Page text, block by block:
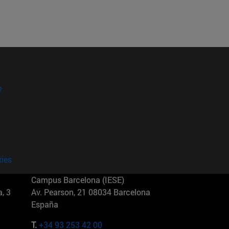
3
Campus Barcelona (IESE)
Av. Pearson, 21 08034 Barcelona
España
T.+34 93 253 42 00